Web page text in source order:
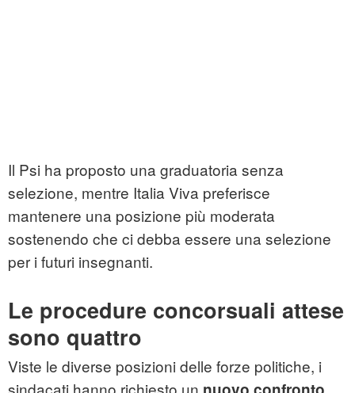
Il Psi ha proposto una graduatoria senza
selezione, mentre Italia Viva preferisce
mantenere una posizione più moderata
sostenendo che ci debba essere una selezione
per i futuri insegnanti.
Le procedure concorsuali attese
sono quattro
Viste le diverse posizioni delle forze politiche, i